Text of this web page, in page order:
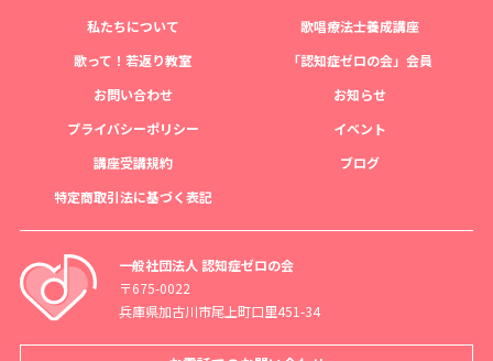
私たちについて
歌唱療法士養成講座
歌って！若返り教室
「認知症ゼロの会」会員
お問い合わせ
プライバシーポリシー
講座受講規約
特定商取引法に基づく表記
お知らせ
イベント
ブログ
一般社団法人 認知症ゼロの会
〒675-0022
兵庫県加古川市尾上町口里451-34